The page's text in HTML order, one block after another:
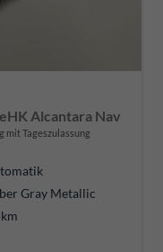
Alcantara Nav
mit Tageszulassung
Gray Metallic